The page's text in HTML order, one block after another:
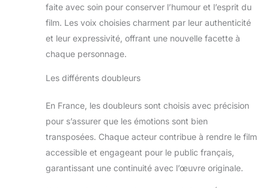
faite avec soin pour conserver l’humour et l’esprit du
film. Les voix choisies charment par leur authenticité
et leur expressivité, offrant une nouvelle facette à
chaque personnage.
Les différents doubleurs
En France, les doubleurs sont choisis avec précision
pour s’assurer que les émotions sont bien
transposées. Chaque acteur contribue à rendre le film
accessible et engageant pour le public français,
garantissant une continuité avec l’œuvre originale.